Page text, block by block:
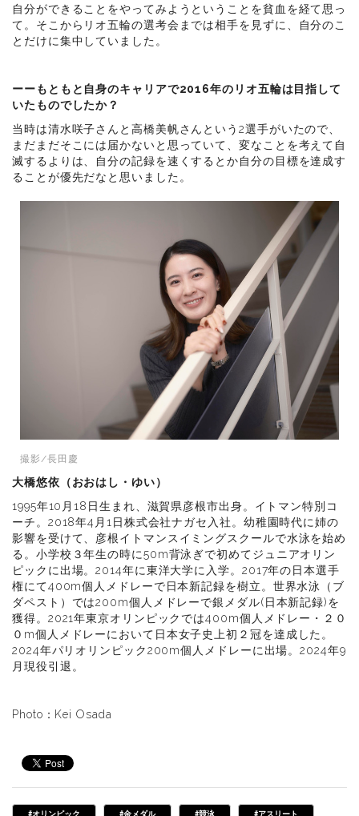
自分ができることをやってみようということを貧血を経て思っ
て。そこからリオ五輪の選考会までは相手を見ずに、自分のこ
とだけに集中していました。
ーーもともと自身のキャリアで2016年のリオ五輪は目指して
いたものでしたか？
当時は清水咲子さんと高橋美帆さんという2選手がいたので、
まだまだそこには届かないと思っていて、変なことを考えて自
滅するよりは、自分の記録を速くするとか自分の目標を達成す
ることが優先だなと思いました。
撮影/長田慶
大橋悠依（おおはし・ゆい）
1995年10月18日生まれ、滋賀県彦根市出身。イトマン特別コ
ーチ。2018年4月1日株式会社ナガセ入社。幼稚園時代に姉の
影響を受けて、彦根イトマンスイミングスクールで水泳を始め
る。小学校３年生の時に50m背泳ぎで初めてジュニアオリン
ピックに出場。2014年に東洋大学に入学。2017年の日本選手
権にて400m個人メドレーで日本新記録を樹立。世界水泳（ブ
ダペスト）では200m個人メドレーで銀メダル(日本新記録)を
獲得。2021年東京オリンピックでは400m個人メドレー・２０
０m個人メドレーにおいて日本女子史上初２冠を達成した。
2024年パリオリンピック200m個人メドレーに出場。2024年9
月現役引退。
Photo：Kei Osada